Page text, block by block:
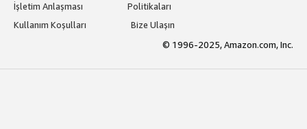
İşletim Anlaşması
Politikaları
Kullanım Koşulları
Bize Ulaşın
© 1996-2025, Amazon.com, Inc.